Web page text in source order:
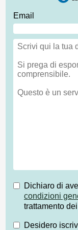
Email
Dichiaro di
condizioni
trattamento
Desidero